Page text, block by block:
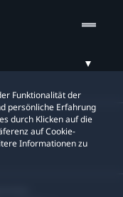
Funktionalität der
persönliche Erfahrung
durch Klicken auf die
auf Cookie-
Informationen zu